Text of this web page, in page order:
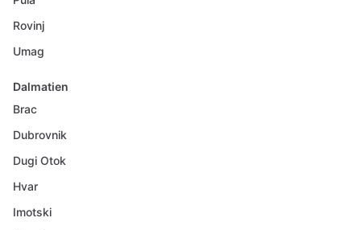
Rovinj
Umag
Dalmatien
Brac
Dubrovnik
Dugi Otok
Hvar
Imotski